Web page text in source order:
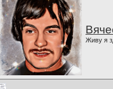
Живу я